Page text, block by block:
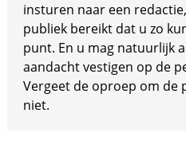
insturen naar een
publiek bereikt dat u zo
punt. En u mag natuurlijk
aandacht vestigen op de
Vergeet de oproep om de
niet.